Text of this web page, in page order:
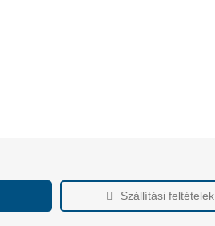
Szállítási feltételek